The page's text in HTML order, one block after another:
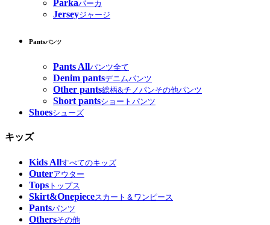
Parkaパーカ
Jerseyジャージ
Pantsパンツ
Pants Allパンツ全て
Denim pantsデニムパンツ
Other pants総柄&チノパンその他パンツ
Short pantsショートパンツ
Shoesシューズ
キッズ
Kids Allすべてのキッズ
Outerアウター
Tops トップス
Skirt&Onepieceスカート＆ワンピース
Pantsパンツ
Othersその他